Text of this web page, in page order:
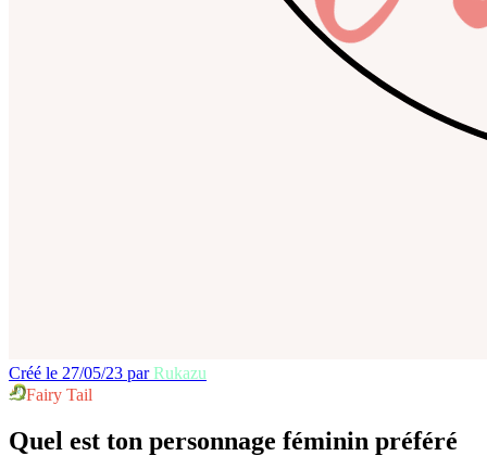
Créé le 27/05/23 par Rukazu
Fairy Tail
Quel est ton personnage féminin préféré